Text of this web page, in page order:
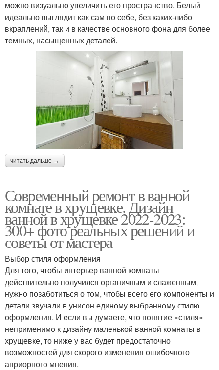
можно визуально увеличить его пространство. Белый
идеально выглядит как сам по себе, без каких-либо
вкраплений, так и в качестве основного фона для более
темных, насыщенных деталей.
читать дальше →
Современный ремонт в ванной
комнате в хрущевке. Дизайн
ванной в хрущевке 2022-2023:
300+ фото реальных решений и
советы от мастера
Выбор стиля оформления
Для того, чтобы интерьер ванной комнаты
действительно получился органичным и слаженным,
нужно позаботиться о том, чтобы всего его компоненты и
детали звучали в унисон единому выбранному стилю
оформления. И если вы думаете, что понятие «стиля»
неприменимо к дизайну маленькой ванной комнаты в
хрущевке, то ниже у вас будет предостаточно
возможностей для скорого изменения ошибочного
априорного мнения.